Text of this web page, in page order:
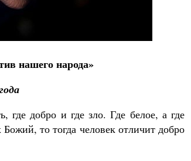
нашего народа»
где добро и где зло. Где белое, а где
то тогда человек отличит добро